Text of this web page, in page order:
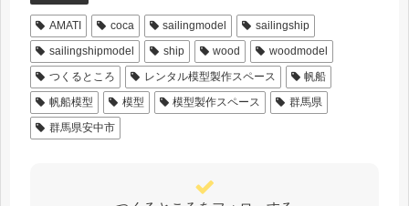
AMATI coca sailingmodel
sailingship
sailingshipmodel
ship wood
woodmodel
つくるところ
レンタル模型製作スペース
帆船
帆船模型
模型 模型製作スペース
群馬県
群馬県安中市